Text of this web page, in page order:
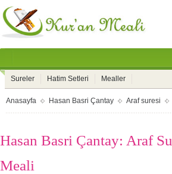
Sureler Hatim Setleri Mealler
Anasayfa Hasan Basri Çantay Araf suresi
Hasan Basri Çantay: Araf
Meali